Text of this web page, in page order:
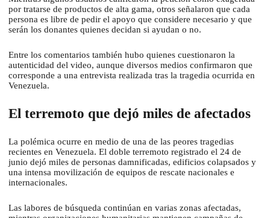
por tratarse de productos de alta gama, otros señalaron que cada
persona es libre de pedir el apoyo que considere necesario y que
serán los donantes quienes decidan si ayudan o no.
Entre los comentarios también hubo quienes cuestionaron la
autenticidad del video, aunque diversos medios confirmaron que
corresponde a una entrevista realizada tras la tragedia ocurrida en
Venezuela.
El terremoto que dejó miles de afectados
La polémica ocurre en medio de una de las peores tragedias
recientes en Venezuela. El doble terremoto registrado el 24 de
junio dejó miles de personas damnificadas, edificios colapsados y
una intensa movilización de equipos de rescate nacionales e
internacionales.
Las labores de búsqueda continúan en varias zonas afectadas,